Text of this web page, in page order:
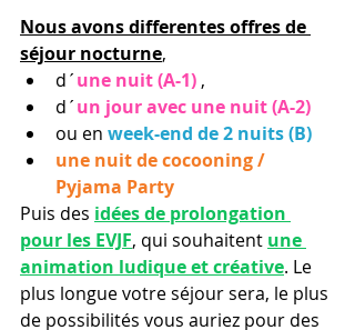
Nous avons differentes offres de
séjour nocturne,
d´une nuit (A-1) ,
d´un jour avec une nuit (A-2)
ou en week-end de 2 nuits (B)
une nuit de cocooning /
Pyjama Party
Puis des idées de prolongation
pour les EVJF, qui souhaitent une
animation ludique et créative. Le
plus longue votre séjour sera, le plus
de possibilités vous auriez pour des